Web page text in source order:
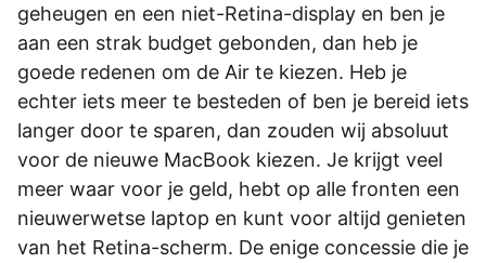
geheugen en een niet-Retina-display en ben je
aan een strak budget gebonden, dan heb je
goede redenen om de Air te kiezen. Heb je
echter iets meer te besteden of ben je bereid iets
langer door te sparen, dan zouden wij absoluut
voor de nieuwe MacBook kiezen. Je krijgt veel
meer waar voor je geld, hebt op alle fronten een
nieuwerwetse laptop en kunt voor altijd genieten
van het Retina-scherm. De enige concessie die je